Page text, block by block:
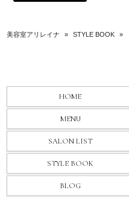
美容室アリレイナ » STYLE BOOK »
HOME
MENU
SALON LIST
STYLE BOOK
BLOG